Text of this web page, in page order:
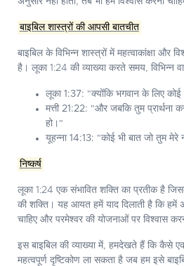
बाइबिल शास्त्रों की आपसी बातचीत
बाइबिल के विभिन्न शास्त्रों में महत्वाकांक्षा और
है। लूका 1:24 की व्याख्या करते समय, विभिन्न
लूका 1:37: "क्योंकि भगवान के लिए
मत्ती 21:22: "और जबकि तुम प्रार्थना
हो।"
यूहन्ना 14:13: "कोई भी बात जो तुम मेरे
निष्कर्ष
लूका 1:24 एक संभावित शक्ति का प्रतीक है
की शक्ति। यह आयत हमें याद दिलाती है कि हमें
चाहिए और परमेश्वर की योजनाओं पर विश्वास
इस बाइबिल की व्याख्या में, हमदेखते हैं कि कैसे
महत्वपूर्ण दृष्टिकोण ला सकता है जब हम इसे